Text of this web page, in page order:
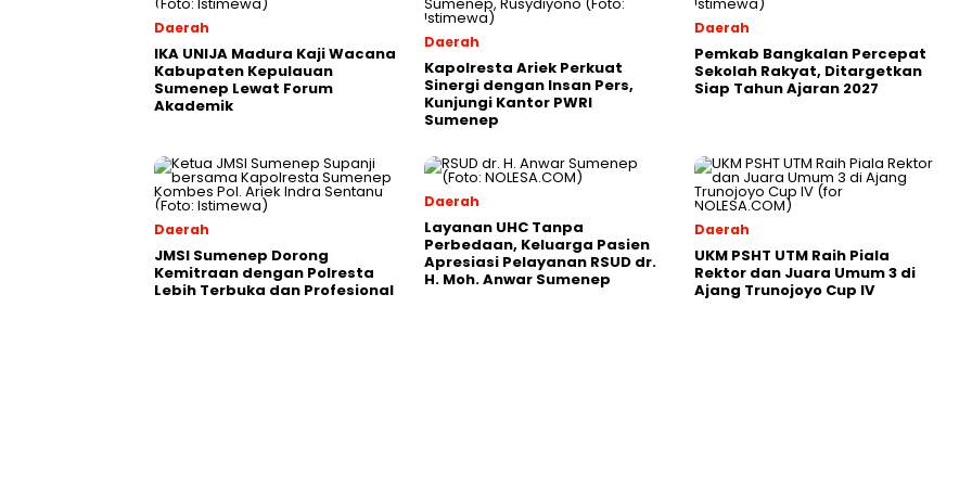
Daerah
IKA UNIJA Madura Kaji Wacana
Kabupaten Kepulauan
Sumenep Lewat Forum
Akademik
Daerah
Kapolresta Ariek Perkuat
Sinergi dengan Insan Pers,
Kunjungi Kantor PWRI
Sumenep
Daerah
Pemkab Bangkalan Percepat
Sekolah Rakyat, Ditargetkan
Siap Tahun Ajaran 2027
Daerah
JMSI Sumenep Dorong
Kemitraan dengan Polresta
Lebih Terbuka dan Profesional
Daerah
Layanan UHC Tanpa
Perbedaan, Keluarga Pasien
Apresiasi Pelayanan RSUD dr.
H. Moh. Anwar Sumenep
Daerah
UKM PSHT UTM Raih Piala
Rektor dan Juara Umum 3 di
Ajang Trunojoyo Cup IV